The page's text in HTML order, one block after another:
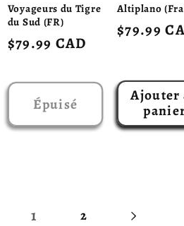
Voyageurs du Tigre
du Sud (FR)
Prix
$79.99 CAD
Épuisé
Altiplano
Prix
$79.99
Ajouter
1 2